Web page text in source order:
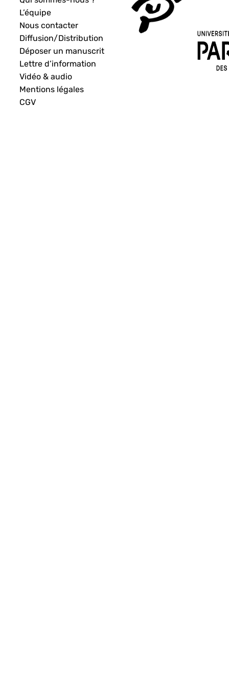
L’équipe
Nous contacter
Diffusion/Distribution
Déposer un manuscrit
Lettre d’information
Vidéo & audio
Mentions légales
CGV